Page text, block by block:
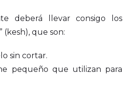
deberá llevar consigo los
(kesh), que son:
sin cortar.
pequeño que utilizan para